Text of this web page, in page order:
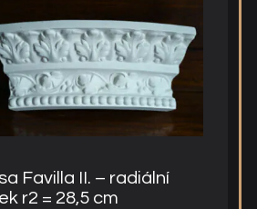
Favilla II. – radiální
r2 = 28,5 cm